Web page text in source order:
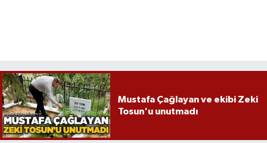
Mustafa Çağlayan ve ekibi Zeki
Tosun'u unutmadı